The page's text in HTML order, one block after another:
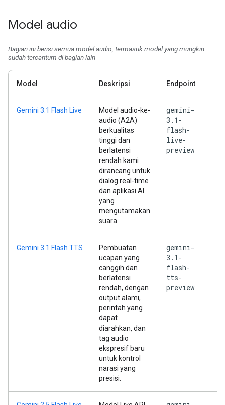
Model audio
Bagian ini berisi semua model audio, termasuk model yang mungkin
sudah tercantum di bagian lain
Model Deskripsi Endpoint
Gemini 3.1 Flash Live
Model audio-ke-
audio (A2A)
berkualitas
tinggi dan
berlatensi
rendah kami
dirancang untuk
dialog real-time
dan aplikasi AI
yang
mengutamakan
suara.
gemini-
3.1-
flash-
live-
preview
Gemini 3.1 Flash TTS
Pembuatan
ucapan yang
canggih dan
berlatensi
rendah, dengan
output alami,
perintah yang
dapat
diarahkan, dan
tag audio
ekspresif baru
untuk kontrol
narasi yang
presisi.
gemini-
3.1-
flash-
tts-
preview